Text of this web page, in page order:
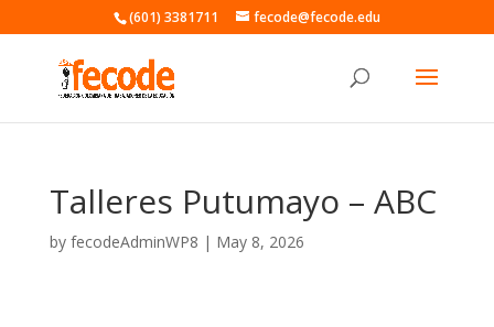
(601) 3381711 fecode@fecode.edu
Talleres Putumayo – ABC
by fecodeAdminWP8 | May 8, 2026